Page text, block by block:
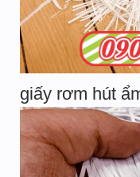
giấy rơm hút